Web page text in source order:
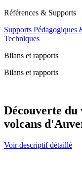
Références & Supports
Supports Pédagogiques
Techniques
Bilans et rapports
Bilans et rapports
Découverte du
volcans
Voir descriptif détaillé